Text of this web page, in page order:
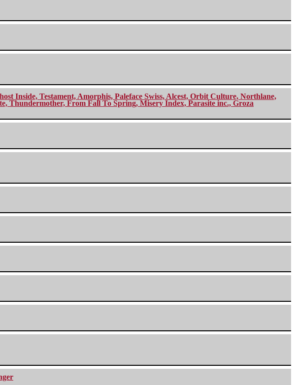
Inside, Testament, Amorphis, Paleface Swiss, Alcest, Orbit Culture, Northlane,
Thundermother, From Fall To Spring, Misery Index, Parasite inc., Groza